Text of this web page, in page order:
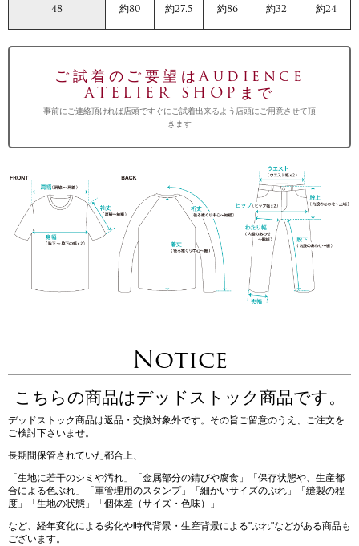
48 約80 約27.5 約86 約32 約24
ご試着のご要望はAudience
ATELIER SHOPまで
事前にご連絡頂ければ店頭ですぐにご試着出来るよう店頭にご用意させて頂
きます
Notice
こちらの商品はデッドストック商品です。
デッドストック商品は返品・交換対象外です。その旨ご留意のうえ、ご注文を
ご検討下さいませ。
長期間保管されていた都合上、
「生地に若干のシミや汚れ」「金属部分の錆びや腐食」「保存状態や、生産都
合による色ぶれ」「軍管理用のスタンプ」「細かいサイズのぶれ」「縫製の程
度」「生地の状態」「個体差（サイズ・色味）」
など、経年変化による劣化や時代背景・生産背景による"ぶれ"などがある商品も
ございます。